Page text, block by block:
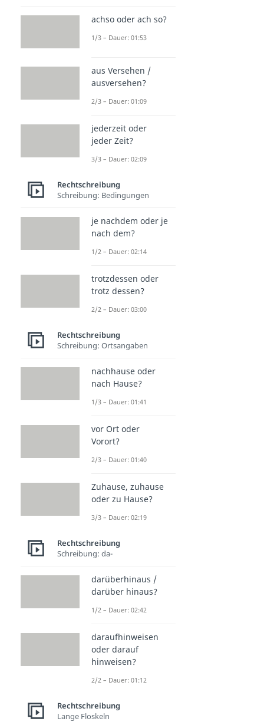
achso oder ach so?
1/3 – Dauer: 01:53
aus Versehen /
ausversehen?
2/3 – Dauer: 01:09
jederzeit oder
jeder Zeit?
3/3 – Dauer: 02:09
Rechtschreibung
Schreibung: Bedingungen
je nachdem oder je
nach dem?
1/2 – Dauer: 02:14
trotzdessen oder
trotz dessen?
2/2 – Dauer: 03:00
Rechtschreibung
Schreibung: Ortsangaben
nachhause oder
nach Hause?
1/3 – Dauer: 01:41
vor Ort oder
Vorort?
2/3 – Dauer: 01:40
Zuhause, zuhause
oder zu Hause?
3/3 – Dauer: 02:19
Rechtschreibung
Schreibung: da-
darüberhinaus /
darüber hinaus?
1/2 – Dauer: 02:42
daraufhinweisen
oder darauf
hinweisen?
2/2 – Dauer: 01:12
Rechtschreibung
Lange Floskeln